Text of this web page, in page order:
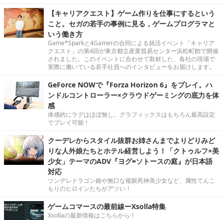
【キャリアクエスト】ゲーム作りを仕事にするという
こと。セガの若手の事例に見る，ゲームプログラマと
いう働き方
Game*Sparkと4Gamerの合同による就活イベント「キャリア
クエスト」の第4回が東京都立産業貿易センター浜松町館で開催
されました。このイベントに合わせて取材した、各社の現場で
実際に働いている若手社員へのインタビューをお届けします。
GeForce NOWで『Forza Horizon 6』をプレイ。ハ
ンドルコントローラー×クラウドゲーミングの底力を体
感
体感的にラグはほぼ無し。グラフィックスはもちろん最高設定
でプレイ可能！
クーデレからスタイル抜群お姉さんまでよりどりみど
りな人外娘たちとホテル経営しよう！「クトゥルフ×美
少女」テーマのADV『ヨグ=ソトースの庭』が日本語
対応
ツンデレドラゴン娘や無口な複眼死神美少女など、属性てんこ
もりのヒロインたちがアツい！
ゲームコマースの最前線ーXsolla特集
Xsollaの最新情報はこちらから！